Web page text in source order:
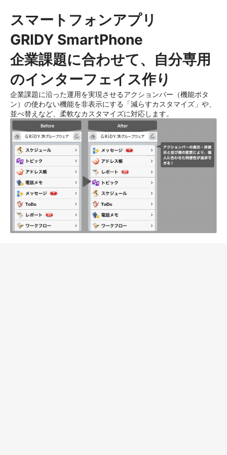
スマートフォンアプリ
GRIDY SmartPhone
企業課題に合わせて、自分専用
のインターフェイス作り
企業課題に沿った運用を実現させるアクションバー（機能ボタ
ン）の使わない機能を非表示にする「減らすカスタマイズ」や、
並べ替えなど、柔軟なカスタマイズに対応します。